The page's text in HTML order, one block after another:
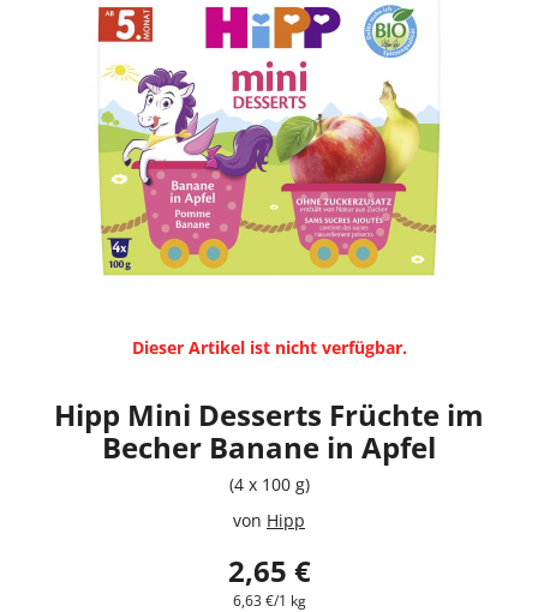
Dieser Artikel ist nicht verfügbar.
Hipp Mini Desserts Früchte im
Becher Banane in Apfel
(4 x 100 g)
von Hipp
2,65 €
6,63 €/1 kg